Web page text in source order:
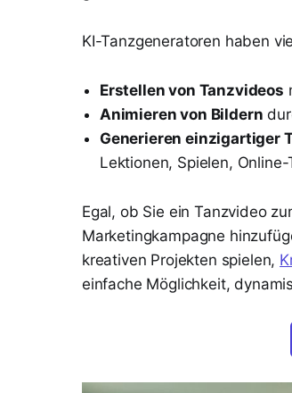
KI-Tanzgeneratoren haben
Erstellen von Tanzvideos
Animieren von Bildern
Generieren einzigartiger
Lektionen, Spielen,
Egal, ob Sie ein Tanzvideo
Marketingkampagne
kreativen Projekten spielen,
einfache Möglichkeit,